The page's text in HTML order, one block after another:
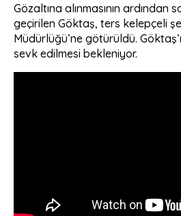
Gözaltına alınmasının ardından
geçirilen Göktaş, ters kelepçeli
Müdürlüğü’ne götürüldü.
sevk edilmesi bekleniyor.